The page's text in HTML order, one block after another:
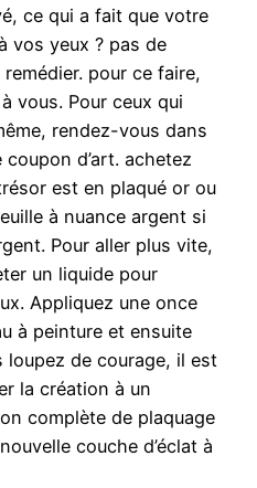
ce qui a fait que votre
vos yeux ? pas de
pour ce faire,
vous. Pour ceux qui
rendez-vous dans
d’art. achetez
est en plaqué or ou
à nuance argent si
Pour aller plus vite,
un liquide pour
Appliquez une once
à peinture et ensuite
loupez de courage, il est
la création à un
complète de plaquage
couche d’éclat à